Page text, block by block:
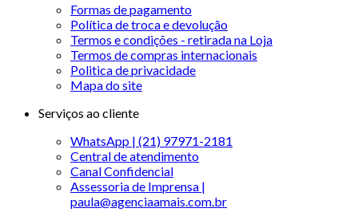
Formas de pagamento
Política de troca e devolução
Termos e condições - retirada na Loja
Termos de compras internacionais
Politica de privacidade
Mapa do site
Serviços ao cliente
WhatsApp | (21) 97971-2181
Central de atendimento
Canal Confidencial
Assessoria de Imprensa |
paula@agenciaamais.com.br